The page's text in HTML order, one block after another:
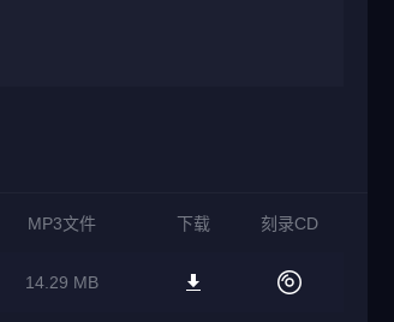
MP3文件 下载 刻录CD
14.29 MB